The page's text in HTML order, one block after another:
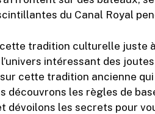
du Canal Royal
tradition culturelle juste
intéressant des
cette tradition ancienne qui
découvrons les règles de
dévoilons les secrets pour